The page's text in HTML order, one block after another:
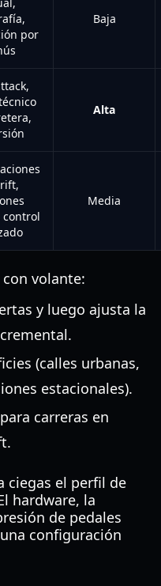
por
Baja
Alta
control
Media
volante:
y luego ajusta la
(calles urbanas,
estacionales).
carreras en
ciegas el perfil de
hardware, la
de pedales
configuración